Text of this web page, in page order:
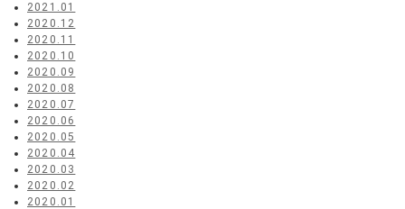
2021.01
2020.12
2020.11
2020.10
2020.09
2020.08
2020.07
2020.06
2020.05
2020.04
2020.03
2020.02
2020.01